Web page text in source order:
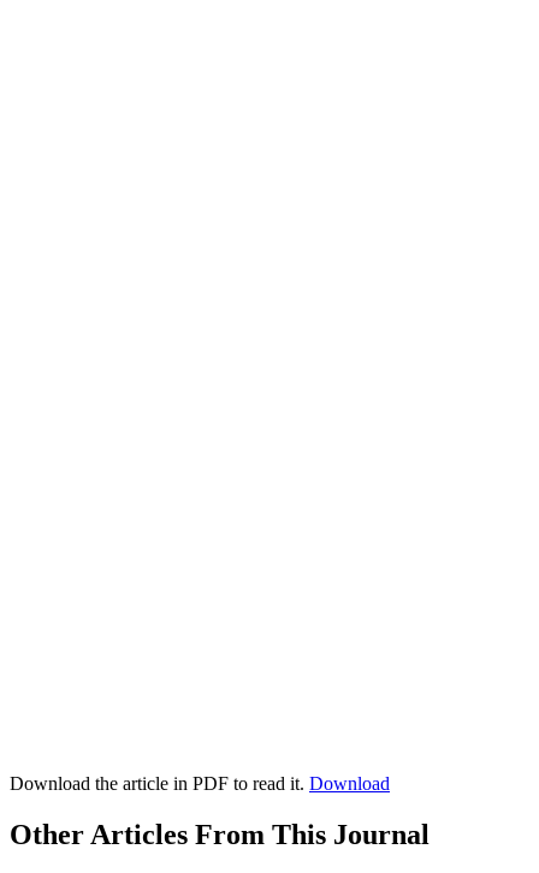
Download the article in PDF to read it. Download
Other Articles From This Journal